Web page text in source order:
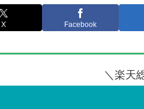
X Facebook
＼楽天